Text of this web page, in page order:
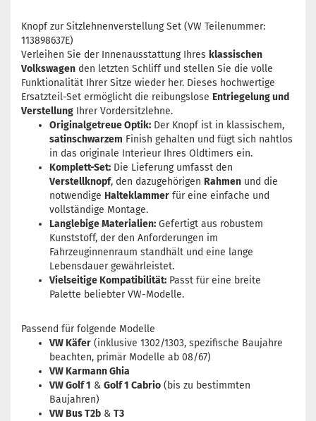
Knopf zur Sitzlehnenverstellung Set (VW Teilenummer:
113898637E)
Verleihen Sie der Innenausstattung Ihres klassischen
Volkswagen den letzten Schliff und stellen Sie die volle
Funktionalität Ihrer Sitze wieder her. Dieses hochwertige
Ersatzteil-Set ermöglicht die reibungslose Entriegelung und
Verstellung Ihrer Vordersitzlehne.
Originalgetreue Optik: Der Knopf ist in klassischem,
satinschwarzem Finish gehalten und fügt sich nahtlos
in das originale Interieur Ihres Oldtimers ein.
Komplett-Set: Die Lieferung umfasst den
Verstellknopf, den dazugehörigen Rahmen und die
notwendige Halteklammer für eine einfache und
vollständige Montage.
Langlebige Materialien: Gefertigt aus robustem
Kunststoff, der den Anforderungen im
Fahrzeuginnenraum standhält und eine lange
Lebensdauer gewährleistet.
Vielseitige Kompatibilität: Passt für eine breite
Palette beliebter VW-Modelle.
Passend für folgende Modelle
VW Käfer (inklusive 1302/1303, spezifische Baujahre
beachten, primär Modelle ab 08/67)
VW Karmann Ghia
VW Golf 1 & Golf 1 Cabrio (bis zu bestimmten
Baujahren)
VW Bus T2b & T3